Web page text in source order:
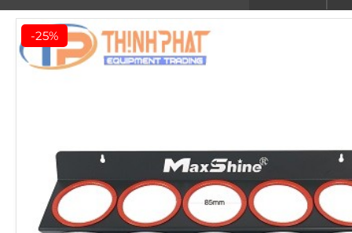
-25%